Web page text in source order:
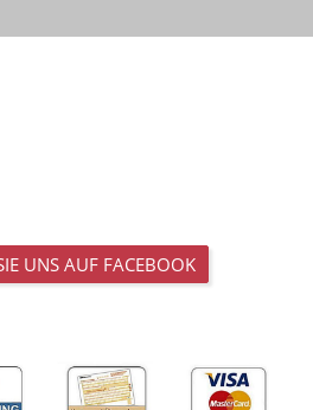
UNS AUF FACEBOOK